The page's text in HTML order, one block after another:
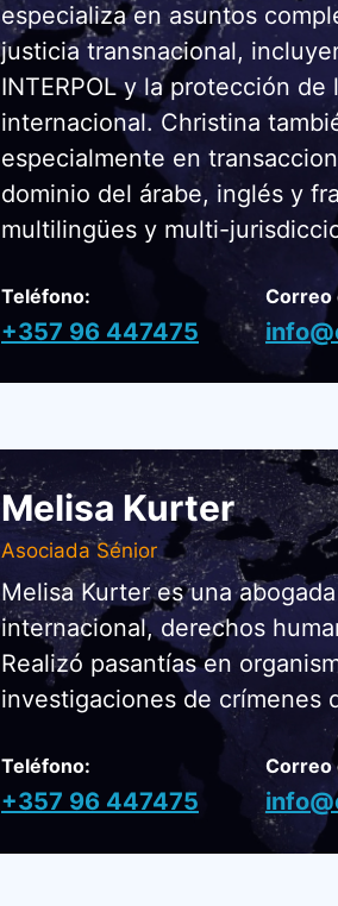
especializa en asuntos
justicia transnacional,
INTERPOL y la protección
internacional. Christina
especialmente en
dominio del árabe, inglés y
multilingües y multi-
Teléfono:
+357 96 447475
Correo
Melisa Kurter
Asociada Sénior
Melisa Kurter es una
internacional, derechos
Realizó pasantías en
investigaciones de crímenes
Teléfono:
+357 96 447475
Correo